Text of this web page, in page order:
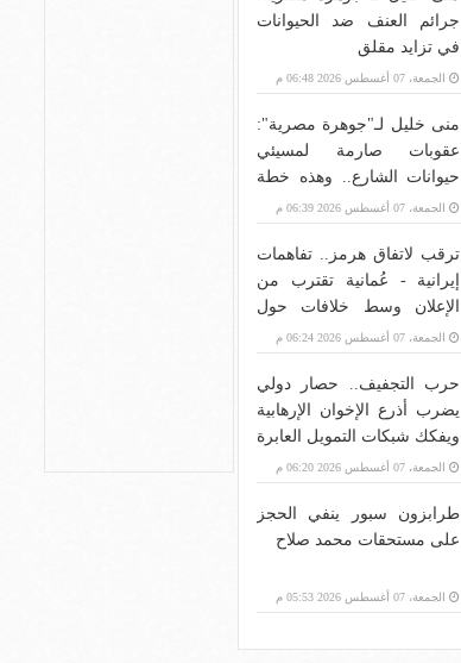
جرائم العنف ضد الحيوانات
في تزايد مقلق
الجمعة، 07 أغسطس 2026 06:48 م
منى خليل لـ"جوهرة مصرية":
عقوبات صارمة لمسيئي
حيوانات الشارع.. وهذه خطة
الدولة
الجمعة، 07 أغسطس 2026 06:39 م
ترقب لاتفاق هرمز.. تفاهمات
إيرانية - عُمانية تقترب من
الإعلان وسط خلافات حول
الرسوم ودور الحرس الثوري
الجمعة، 07 أغسطس 2026 06:24 م
حرب التجفيف.. حصار دولي
يضرب أذرع الإخوان الإرهابية
ويفكك شبكات التمويل العابرة
للقارات
الجمعة، 07 أغسطس 2026 06:20 م
طرابزون سبور ينفي الحجز
على مستحقات محمد صلاح
الجمعة، 07 أغسطس 2026 05:53 م